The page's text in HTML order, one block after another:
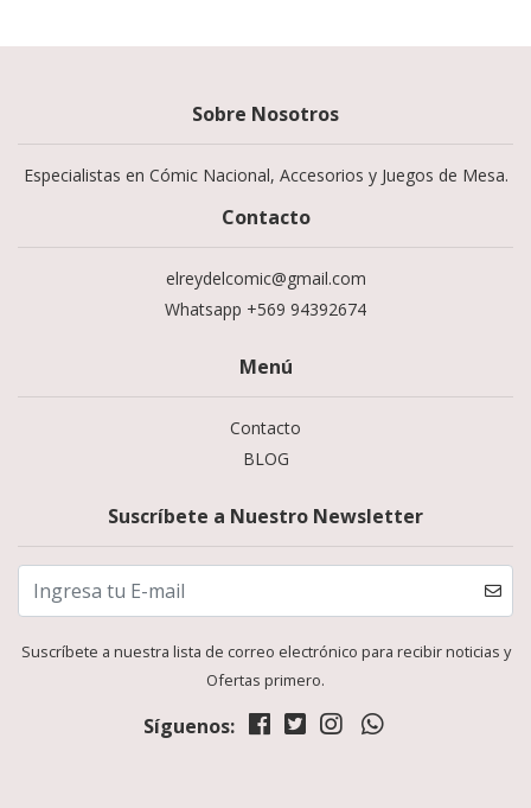
Sobre Nosotros
Especialistas en Cómic Nacional, Accesorios y Juegos de Mesa.
Contacto
elreydelcomic@gmail.com
Whatsapp +569 94392674
Menú
Contacto
BLOG
Suscríbete a Nuestro Newsletter
Suscríbete a nuestra lista de correo electrónico para recibir noticias y
Ofertas primero.
Síguenos: